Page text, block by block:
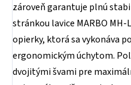
zároveň garantuje plnú
stránkou lavice MARBO
opierky, ktorá sa vykonáva
ergonomickým úchytom.
dvojitými švami pre